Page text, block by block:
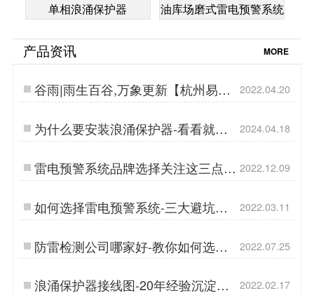
单相浪涌保护器 油库场磨式雷电预警系统
产品资讯 MORE
谷雨|雨生百谷,万象更新【杭州易
造】…
2022.04.20
为什么要安装浪涌保护器-看看就知
道了-易造防雷…
2024.04.18
雷电预警系统品牌选择关注这三点，
让您避免踩坑！【易造防雷】…
2022.12.09
如何选择雷电预警系统-三大避坑指
南【杭州易造】…
2022.03.11
防雷检测公司哪家好-教你如何选择
防雷检测公司【杭州易造】…
2022.07.25
浪涌保护器接线图-20年经验沉淀技
2022.02.17